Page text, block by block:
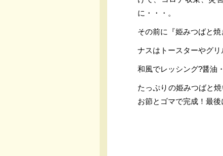
に・・・。
その前に『姫みつばと
ナスはトースターやグリ
和風でレッシング?醤
たっぷりの姫みつばと
お節とゴマで完成！最